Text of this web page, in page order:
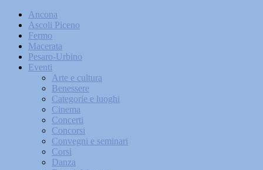
Ancona
Ascoli Piceno
Fermo
Macerata
Pesaro-Urbino
Eventi
Arte e cultura
Benessere
Categorie e luoghi
Cinema
Concerti
Concorsi
Convegni e seminari
Corsi
Danza